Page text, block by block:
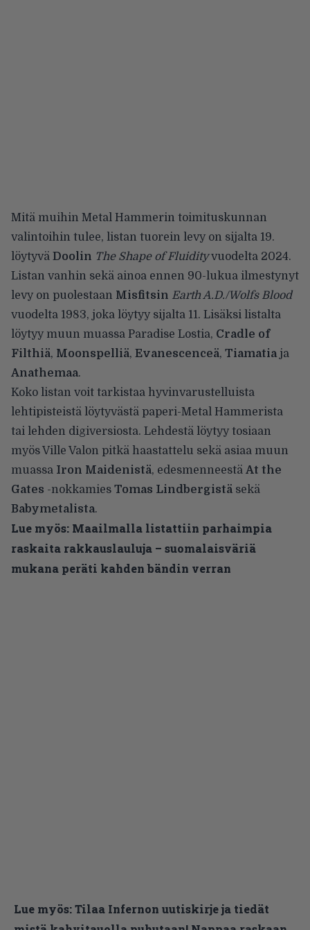
Mitä muihin Metal Hammerin toimituskunnan
valintoihin tulee, listan tuorein levy on sijalta 19.
löytyvä Doolin The Shape of Fluidityvuodelta 2024.
Listan vanhin sekä ainoa ennen 90-lukua ilmestynyt
levy on puolestaan Misfitsin Earth A.D./Wolfs Blood
vuodelta 1983, joka löytyy sijalta 11. Lisäksi listalta
löytyy muun muassa Paradise Lostia, Cradle of
Filthiä, Moonspelliä, Evanescenceä, Tiamatiaja
Anathemaa.
Koko listan voit tarkistaa hyvinvarustelluista
lehtipisteistä löytyvästä paperi-Metal Hammerista
tai lehden digiversiosta. Lehdestä löytyy tosiaan
myös Ville Valon pitkä haastattelu sekä asiaa muun
muassa Iron Maidenistä, edesmenneestä At the
Gates -nokkamies Tomas Lindbergistä sekä
Babymetalista.
Lue myös: Maailmalla listattiin parhaimpia
raskaita rakkauslauluja – suomalaisväriä
mukana peräti kahden bändin verran
Lue myös:Tilaa Infernon uutiskirje ja tiedät